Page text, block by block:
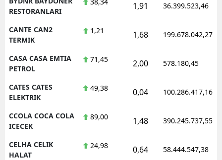
RESTORANLARI
1,91 36.399.523,46
CANTE CAN2
TERMIK
1,21 1,68 199.678.042,27
CASA CASA EMTIA
PETROL
71,45 2,00 578.180,45
CATES CATES
ELEKTRIK
49,38 0,04 100.286.417,16
CCOLA COCA COLA
ICECEK
89,00 1,48 390.245.737,55
CELHA CELIK
HALAT
24,98 0,64 58.444.547,38